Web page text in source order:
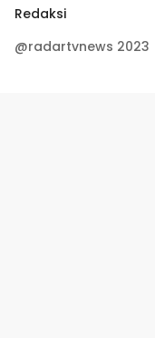
Redaksi
@radartvnews 2023